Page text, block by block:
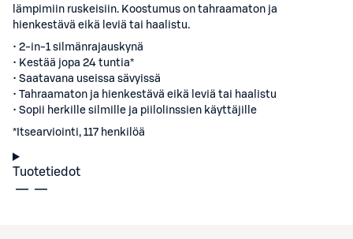
lämpimiin ruskeisiin. Koostumus on tahraamaton ja
hienkestävä eikä leviä tai haalistu.
• 2-in-1 silmänrajauskynä
• Kestää jopa 24 tuntia*
• Saatavana useissa sävyissä
• Tahraamaton ja hienkestävä eikä leviä tai haalistu
• Sopii herkille silmille ja piilolinssien käyttäjille
*Itsearviointi, 117 henkilöä
Tuotetiedot